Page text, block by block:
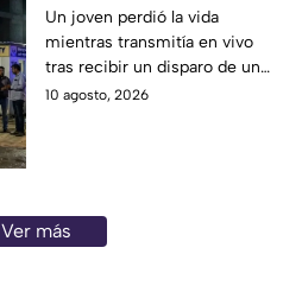
transmitía en vivo;
guardia le disparó en
India
Un joven perdió la vida
mientras transmitía en vivo
tras recibir un disparo de un
guardia de seguridad que lo
10 agosto, 2026
Ver más